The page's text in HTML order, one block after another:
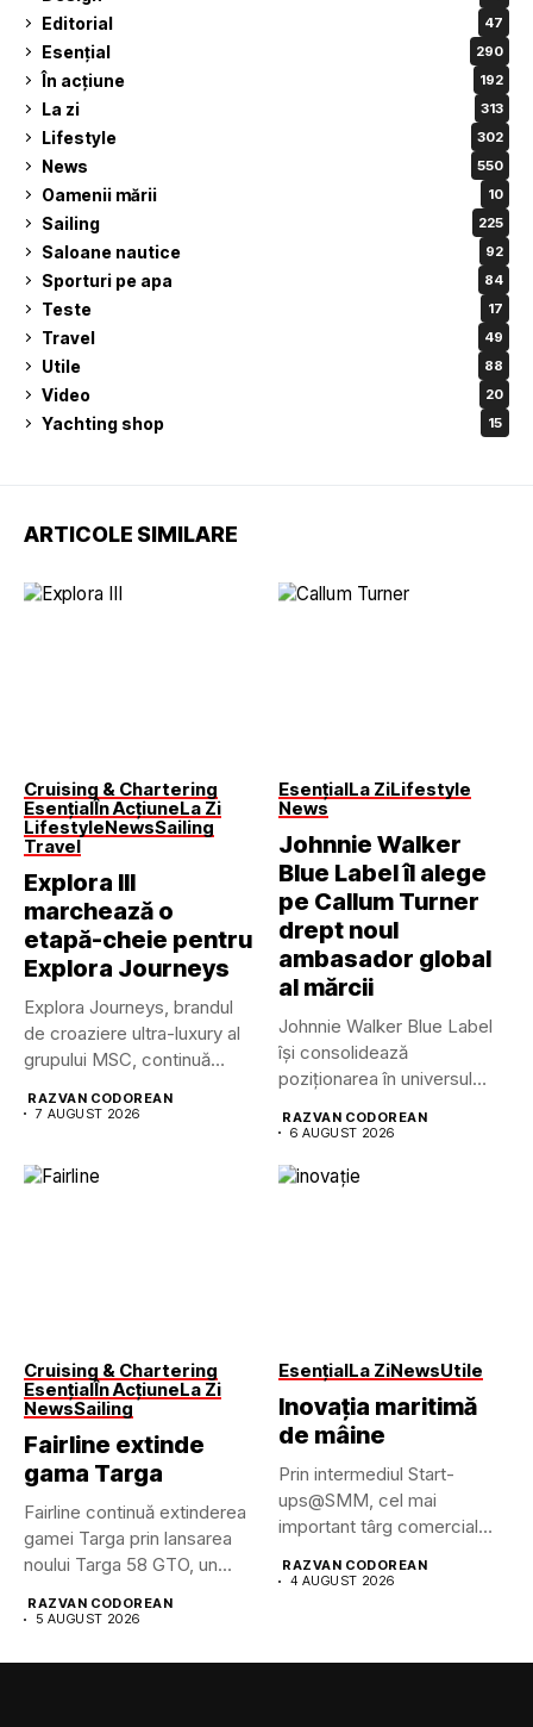
Editorial 47
Esențial 290
În acțiune 192
La zi 313
Lifestyle 302
News 550
Oamenii mării 10
Sailing 225
Saloane nautice 92
Sporturi pe apa 84
Teste 17
Travel 49
Utile 88
Video 20
Yachting shop 15
ARTICOLE SIMILARE
Cruising & Chartering
EsențialÎn AcțiuneLa Zi
LifestyleNewsSailing
Travel
Explora III
marchează o
etapă-cheie pentru
Explora Journeys
Explora Journeys, brandul
de croaziere ultra-luxury al
grupului MSC, continuă
RAZVAN CODOREAN
7 AUGUST 2026
EsențialLa ZiLifestyle
News
Johnnie Walker
Blue Label îl alege
pe Callum Turner
drept noul
ambasador global
al mărcii
Johnnie Walker Blue Label
își consolidează
poziționarea în universul
RAZVAN CODOREAN
6 AUGUST 2026
Cruising & Chartering
EsențialÎn AcțiuneLa Zi
NewsSailing
Fairline extinde
gama Targa
Fairline continuă extinderea
gamei Targa prin lansarea
noului Targa 58 GTO, un...
RAZVAN CODOREAN
5 AUGUST 2026
EsențialLa ZiNewsUtile
Inovația maritimă
de mâine
Prin intermediul Start-
ups@SMM, cel mai
important târg comercial
RAZVAN CODOREAN
4 AUGUST 2026